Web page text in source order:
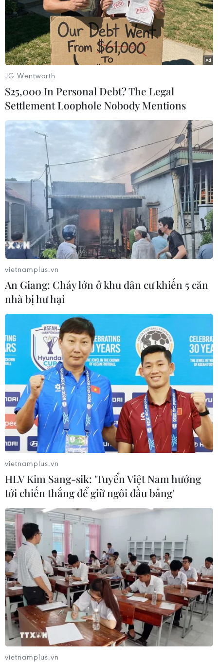
Ngư dân vùng biển Tây Nam đồng lòng
hướng về Biển Đông
22/05/2014 04:46
Những ngư dân ở vùng biển Tây Nam Tổ quốc lên tiếng
phản đối hành động sai trái của Trung Quốc và bày tỏ
đồng lòng bảo vệ chủ quyền biển đảo.
Ngư dân Bạc Liêu bám biển khai thác, bảo
vệ lãnh hải
21/05/2014 08:11
Trước những diễn biến phức tạp trên Biển Đông, các
phương tiện khai thác biển của Bạc Liêu vẫn bình tĩnh
bám ngư trường khai thác bảo vệ chủ quyền quốc gia.
Ngư dân Bình Định đóng mới nhiều tàu
công suất lớn bám biển
JG Wentworth
$25,000 In Personal Debt? The Legal
Settlement Loophole Nobody Mentions
vietnamplus.vn
An Giang: Cháy lớn ở khu dân cư khiến 5 căn
nhà bị hư hại
vietnamplus.vn
HLV Kim Sang-sik: 'Tuyển Việt Nam hướng
tới chiến thắng để giữ ngôi đầu bảng'
vietnamplus.vn